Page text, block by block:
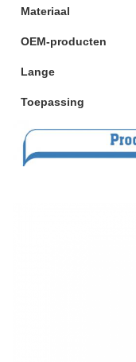
Materiaal
OEM-producten
Lange
Toepassing